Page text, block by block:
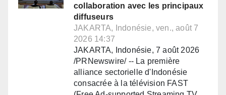
collaboration avec les principaux
diffuseurs
JAKARTA, Indonésie, ven., août 7
2026 14:37
JAKARTA, Indonésie, 7 août 2026
/PRNewswire/ -- La première
alliance sectorielle d'Indonésie
consacrée à la télévision FAST